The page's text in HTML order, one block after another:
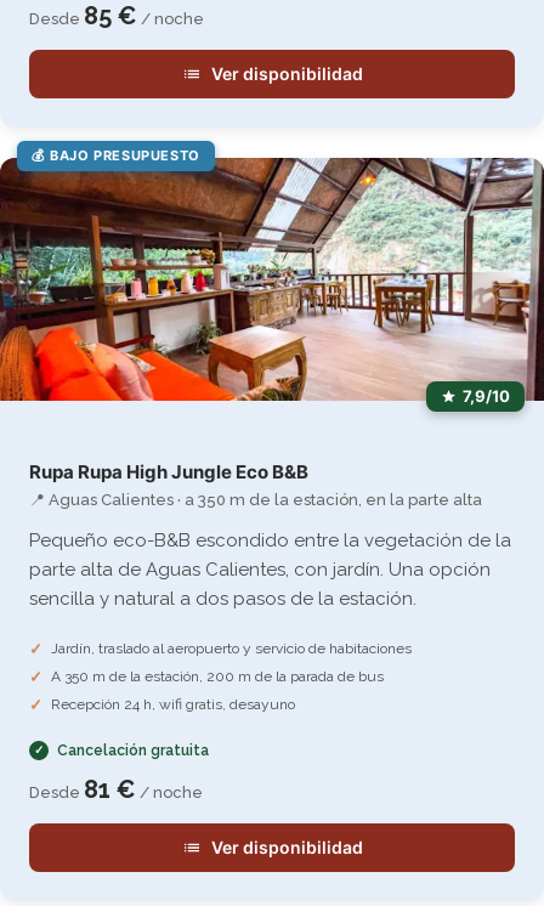
Desde 85 € / noche
Ver disponibilidad
💰 BAJO PRESUPUESTO
7,9/10
Rupa Rupa High Jungle Eco B&B
📍 Aguas Calientes · a 350 m de la estación, en la parte alta
Pequeño eco-B&B escondido entre la vegetación de la
parte alta de Aguas Calientes, con jardín. Una opción
sencilla y natural a dos pasos de la estación.
Jardín, traslado al aeropuerto y servicio de habitaciones
A 350 m de la estación, 200 m de la parada de bus
Recepción 24 h, wifi gratis, desayuno
Cancelación gratuita
Desde 81 € / noche
Ver disponibilidad